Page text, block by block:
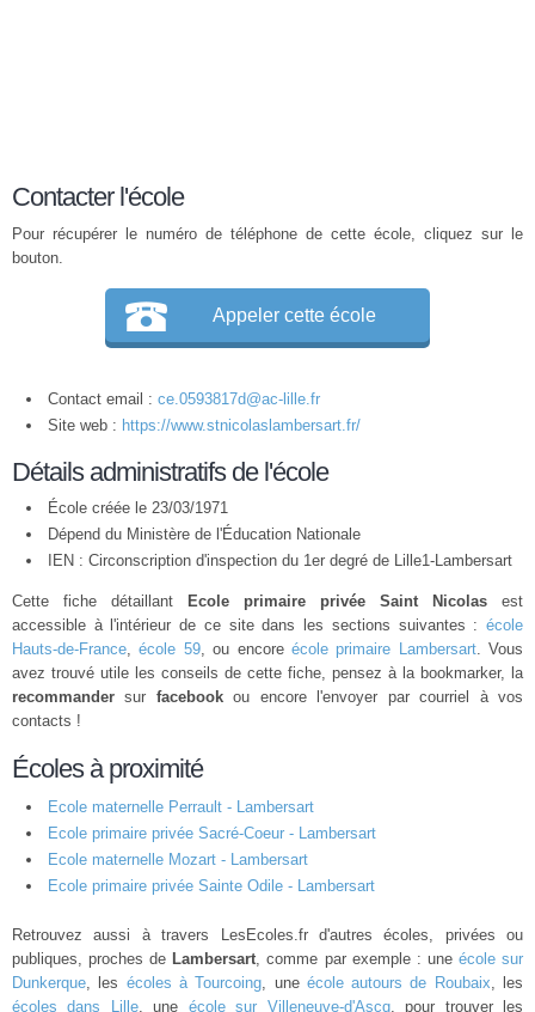
Contacter l'école
Pour récupérer le numéro de téléphone de cette école, cliquez sur le
bouton.
Appeler cette école
Contact email : ce.0593817d@ac-lille.fr
Site web : https://www.stnicolaslambersart.fr/
Détails administratifs de l'école
École créée le 23/03/1971
Dépend du Ministère de l'Éducation Nationale
IEN : Circonscription d'inspection du 1er degré de Lille1-Lambersart
Cette fiche détaillant Ecole primaire privée Saint Nicolas est
accessible à l'intérieur de ce site dans les sections suivantes : école
Hauts-de-France,école 59, ou encore école primaire Lambersart. Vous
avez trouvé utile les conseils de cette fiche, pensez à la bookmarker, la
recommander sur facebookou encore l'envoyer par courriel à vos
contacts !
Écoles à proximité
Ecole maternelle Perrault - Lambersart
Ecole primaire privée Sacré-Coeur - Lambersart
Ecole maternelle Mozart - Lambersart
Ecole primaire privée Sainte Odile - Lambersart
Retrouvez aussi à travers LesEcoles.fr d'autres écoles, privées ou
publiques, proches de Lambersart, comme par exemple : une école sur
Dunkerque, les écoles à Tourcoing, une école autours de Roubaix, les
écoles dans Lille, une école sur Villeneuve-d'Ascq, pour trouver les